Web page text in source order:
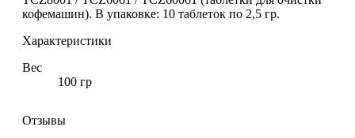
кофемашин). В упаковке: 10 таблеток по 2,5 гр.
Характеристики
Вес
100 гр
Отзывы